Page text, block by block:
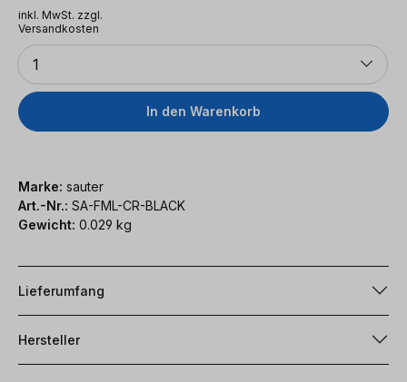
inkl. MwSt. zzgl.
Versandkosten
Anzahl
1
In den Warenkorb
Marke: sauter
Art.-Nr.: SA-FML-CR-BLACK
Gewicht: 0.029 kg
Lieferumfang
Hersteller